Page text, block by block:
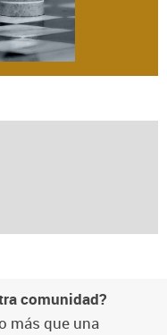
comunidad?
más que una